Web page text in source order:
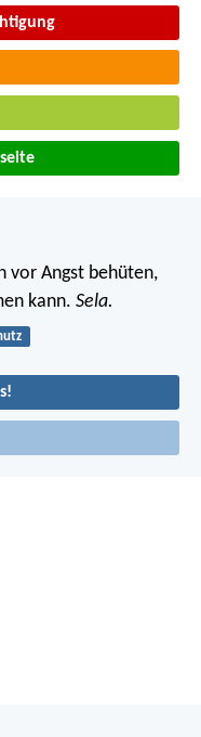
vor Angst behüten,
kann. Sela.